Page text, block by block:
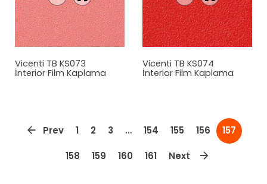
Vicenti TB KS073
İnterior Film Kaplama
Vicenti TB KS074
İnterior Film Kaplama
Prev 1 2 3 … 154 155 156 157
158 159 160 161 Next